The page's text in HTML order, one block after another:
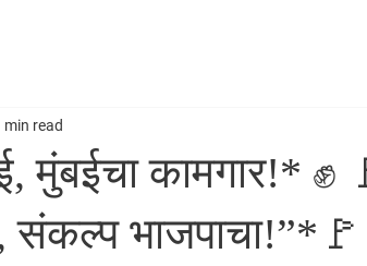
मुंबईचा कामगार!* ✊
संकल्प
min read